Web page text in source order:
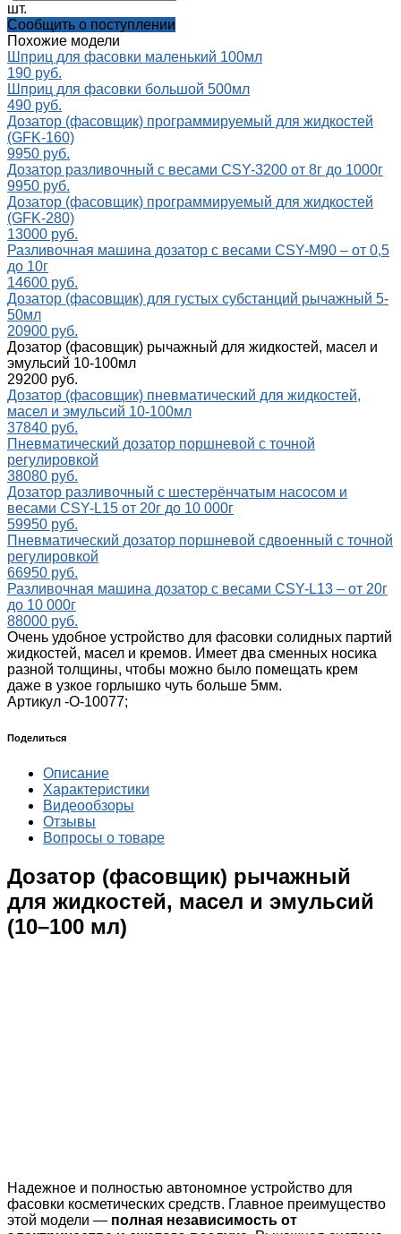
шт.
Cообщить о поступлении
Похожие модели
Шприц для фасовки маленький 100мл
190 руб.
Шприц для фасовки большой 500мл
490 руб.
Дозатор (фасовщик) программируемый для жидкостей
(GFK-160)
9950 руб.
Дозатор разливочный с весами CSY-3200 от 8г до 1000г
9950 руб.
Дозатор (фасовщик) программируемый для жидкостей
(GFK-280)
13000 руб.
Разливочная машина дозатор с весами CSY-M90 – от 0,5
до 10г
14600 руб.
Дозатор (фасовщик) для густых субстанций рычажный 5-
50мл
20900 руб.
Дозатор (фасовщик) рычажный для жидкостей, масел и
эмульсий 10-100мл
29200 руб.
Дозатор (фасовщик) пневматический для жидкостей,
масел и эмульсий 10-100мл
37840 руб.
Пневматический дозатор поршневой с точной
регулировкой
38080 руб.
Дозатор разливочный с шестерёнчатым насосом и
весами CSY-L15 от 20г до 10 000г
59950 руб.
Пневматический дозатор поршневой сдвоенный с точной
регулировкой
66950 руб.
Разливочная машина дозатор с весами CSY-L13 – от 20г
до 10 000г
88000 руб.
Очень удобное устройство для фасовки солидных партий
жидкостей, масел и кремов. Имеет два сменных носика
разной толщины, чтобы можно было помещать крем
даже в узкое горлышко чуть больше 5мм.
Артикул -О-10077;
Поделиться
Описание
Характеристики
Видеообзоры
Отзывы
Вопросы о товаре
Дозатор (фасовщик) рычажный
для жидкостей, масел и эмульсий
(10–100 мл)
Надежное и полностью автономное устройство для
фасовки косметических средств. Главное преимущество
этой модели — полная независимость от